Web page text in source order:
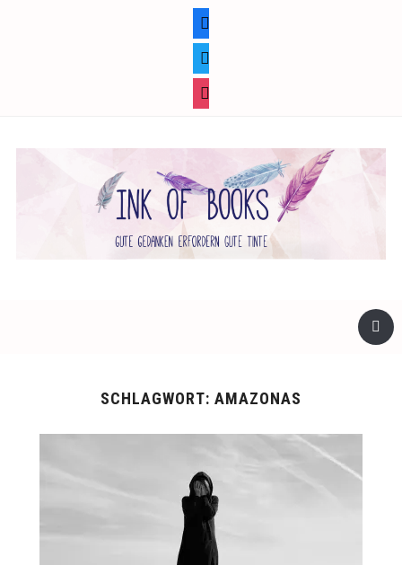
SCHLAGWORT: AMAZONAS